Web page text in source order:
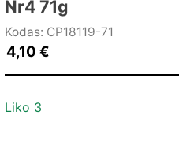
Nr4 71g
Kodas: CP18119-71
4,10 €
Liko 3